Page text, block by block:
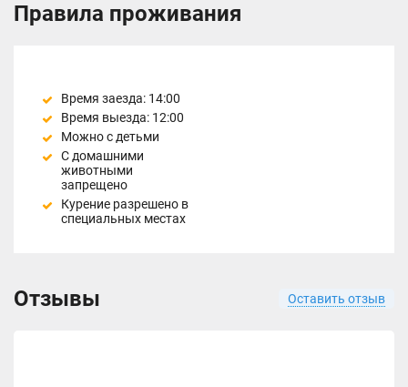
Правила проживания
Время заезда: 14:00
Время выезда: 12:00
Можно с детьми
С домашними
животными
запрещено
Курение разрешено в
специальных местах
Отзывы Оставить отзыв